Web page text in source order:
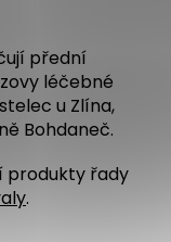
přední
léčebné
u Zlína,
Bohdaneč.
produkty řady
.